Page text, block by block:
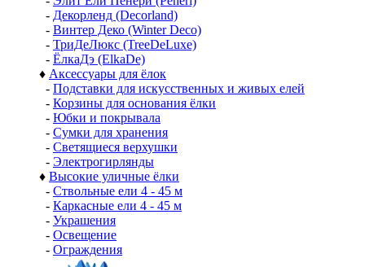
- Декорленд (Decorland)
- Винтер Деко (Winter Deco)
- ТриДеЛюкс (TreeDeLuxe)
- ЁлкаДэ (ElkaDe)
♦ Аксессуары для ёлок
- Подставки для искусственных и живых елей
- Корзины для основания ёлки
- Юбки и покрывала
- Сумки для хранения
- Светящиеся верхушки
- Электрогирлянды
♦ Высокие уличные ёлки
- Ствольные ели 4 - 45 м
- Каркасные ели 4 - 45 м
- Украшения
- Освещение
- Ограждения